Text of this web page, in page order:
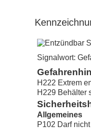
Signalwort:
H222 Extrem
H229 Behälter
Allgemeines
P102 Darf